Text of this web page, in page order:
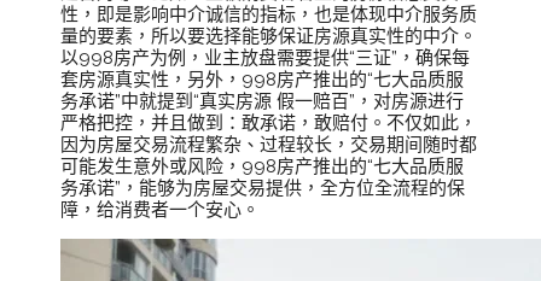
性，即是影响中介诚信的指标，也是体现中介服务质
量的要素，所以要选择能够保证房源真实性的中介。
以998房产为例，业主放盘需要提供“三证”，确保每
套房源真实性，另外，998房产推出的“七大品质服
务承诺”中就提到“真实房源 假一赔百”，对房源进行
严格把控，并且做到：敢承诺，敢赔付。不仅如此，
因为房屋交易流程繁杂、过程较长，交易期间随时都
可能发生意外或风险，998房产推出的“七大品质服
务承诺”，能够为房屋交易提供，全方位全流程的保
障，给消费者一个安心。